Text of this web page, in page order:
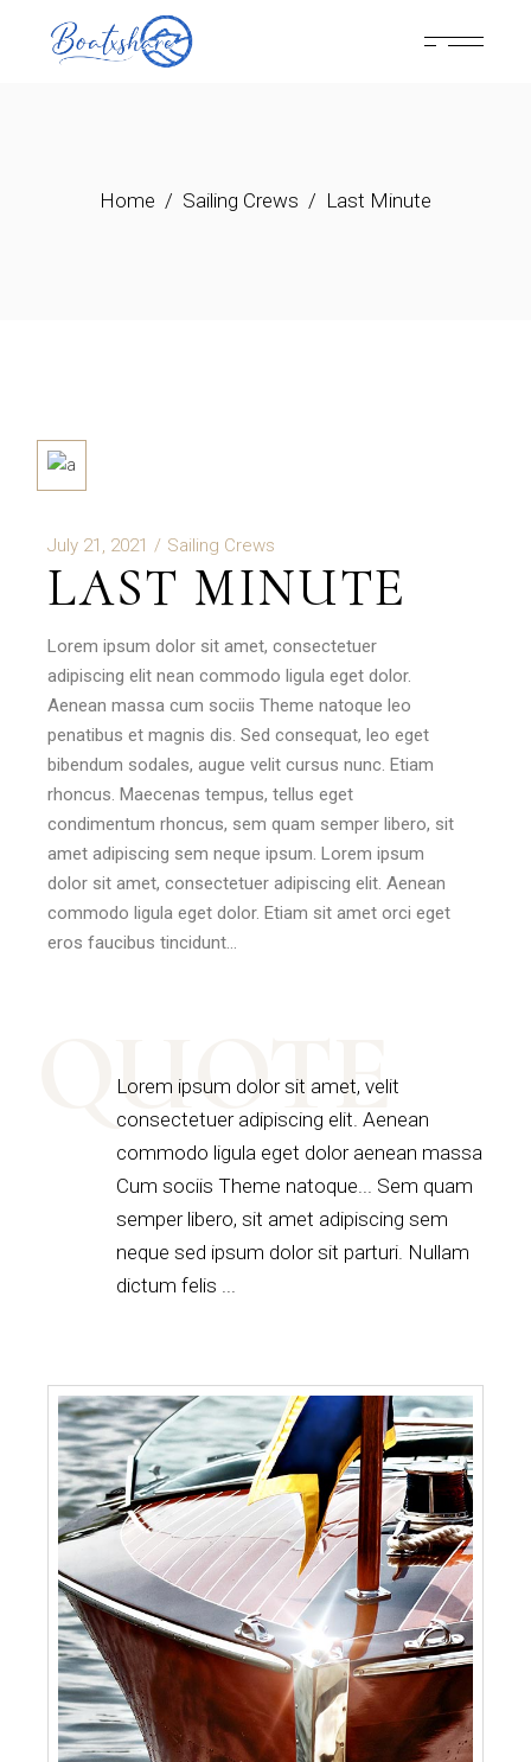
Home Sailing Crews Last Minute
July 21, 2021 Sailing Crews
LAST MINUTE
Lorem ipsum dolor sit amet, consectetuer
adipiscing elit nean commodo ligula eget dolor.
Aenean massa cum sociis Theme natoque leo
penatibus et magnis dis. Sed consequat, leo eget
bibendum sodales, augue velit cursus nunc. Etiam
rhoncus. Maecenas tempus, tellus eget
condimentum rhoncus, sem quam semper libero, sit
amet adipiscing sem neque ipsum. Lorem ipsum
dolor sit amet, consectetuer adipiscing elit. Aenean
commodo ligula eget dolor. Etiam sit amet orci eget
eros faucibus tincidunt…
QUOTE
Lorem ipsum dolor sit amet, velit
consectetuer adipiscing elit. Aenean
commodo ligula eget dolor aenean massa
Cum sociis Theme natoque... Sem quam
semper libero, sit amet adipiscing sem
neque sed ipsum dolor sit parturi. Nullam
dictum felis ...